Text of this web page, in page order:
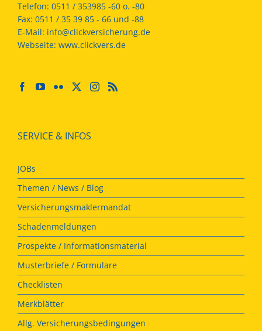
Telefon: 0511 / 353985 -60 o. -80
Fax: 0511 / 35 39 85 - 66 und -88
E-Mail: info@clickversicherung.de
Webseite: www.clickvers.de
SERVICE & INFOS
JOBs
Themen / News / Blog
Versicherungsmaklermandat
Schadenmeldungen
Prospekte / Informationsmaterial
Musterbriefe / Formulare
Checklisten
Merkblätter
Allg. Versicherungsbedingungen